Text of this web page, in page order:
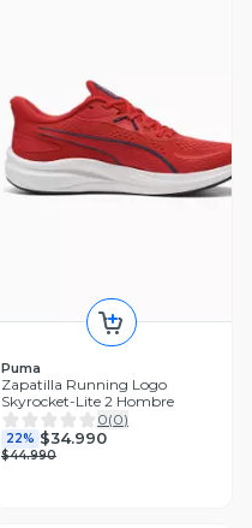
Puma
Zapatilla Running Logo
Skyrocket-Lite 2 Hombre
0(0)
22% $34.990
$44.990